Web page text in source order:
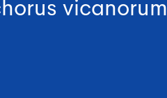
vicanorum